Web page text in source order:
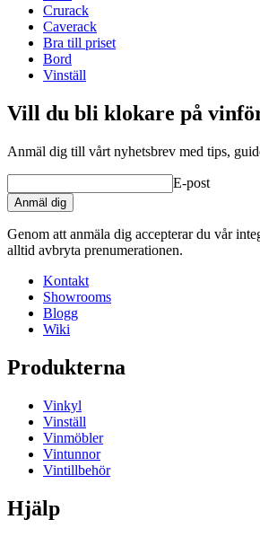
Du kan beställa lösa trälådor här
Designa och inred själv
Med vårtonlineverktyg för inredning
inreda din nya vinkällare eller vinrum.
Verktyget är mycket lätt och enkelt att
online i din webbläsare och du behöver
Vikt (kg)
Crurack
Caverack
Bra till priset
Bord
Vinställ
Vill du bli klokare på
Anmäl dig till vårt nyhetsbrev med tips,
E-post
Anmäl dig
Genom att anmäla dig accepterar du vår
alltid avbryta prenumerationen.
Kontakt
Showrooms
Blogg
Wiki
Produkterna
Vinkyl
Vinställ
Vinmöbler
Vintunnor
Vintillbehör
Hjälp